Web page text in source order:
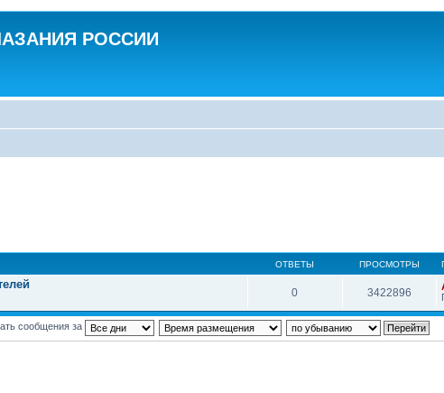
РОССИИ
ОТВЕТЫ ПРОСМОТРЫ
0 3422896
сообщения за